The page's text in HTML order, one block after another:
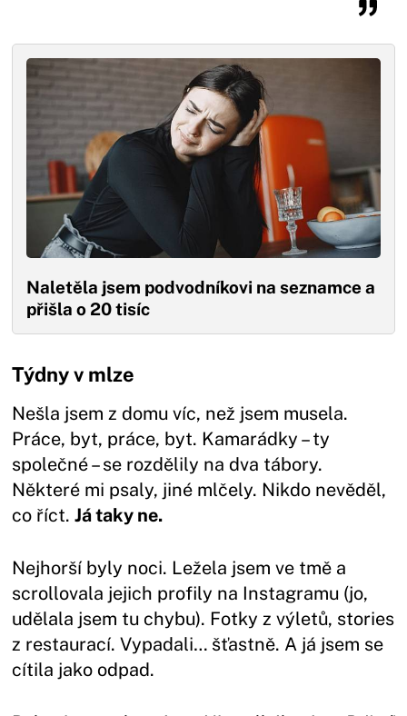
Naletěla jsem podvodníkovi na seznamce a
přišla o 20 tisíc
Týdny v mlze
Nešla jsem z domu víc, než jsem musela.
Práce, byt, práce, byt. Kamarádky – ty
společné – se rozdělily na dva tábory.
Některé mi psaly, jiné mlčely. Nikdo nevěděl,
co říct.Já taky ne.
Nejhorší byly noci. Ležela jsem ve tmě a
scrollovala jejich profily na Instagramu (jo,
udělala jsem tu chybu). Fotky z výletů, stories
z restaurací. Vypadali… šťastně. A já jsem se
cítila jako odpad.